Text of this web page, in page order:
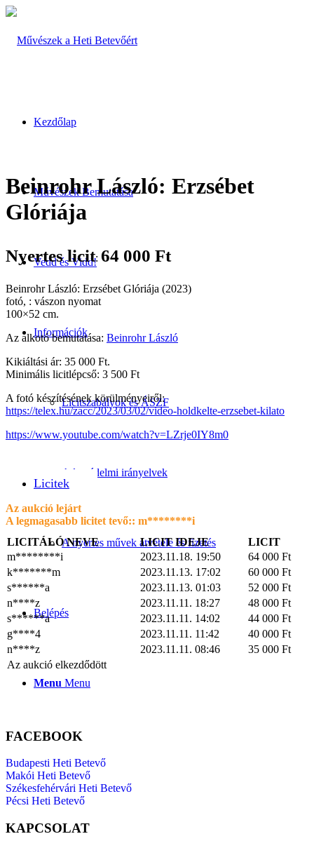
Kezdőlap
Művészek Bemutatása
Vedd és Vidd!
Információk
Licitszabályok és ÁSZF
Adatvédelmi irányelvek
A nyertes művek átvétele és fizetés
Belépés
Menu Menu
Beinrohr László: Erzsébet
Glóriája
Nyertes licit: 64 000 Ft
Beinrohr László: Erzsébet Glóriája (2023)
fotó, : vászon nyomat
100×52 cm.
Az alkotó bemutatása: Beinrohr László
Kikiáltási ár: 35 000 Ft.
Minimális licitlépcső: 3 500 Ft
A fotó készítésének körülményeiről:
https://telex.hu/zacc/2023/03/02/video-holdkelte-erzsebet-kilato
https://www.youtube.com/watch?v=LZrje0IY8m0
Licitek
Az aukció lejárt
A legmagasabb licitet tevő:: m********i
LICITÁLÓ NEVE
LICIT IDEJE
LICIT
m********i
2023.11.18. 19:50 64 000 Ft
k*******m
2023.11.13. 17:02 60 000 Ft
s******a
2023.11.13. 01:03 52 000 Ft
n****z
2023.11.11. 18:27 48 000 Ft
s******a
2023.11.11. 14:02 44 000 Ft
g****4
2023.11.11. 11:42 40 000 Ft
n****z
2023.11.11. 08:46 35 000 Ft
Az aukció elkezdődött
FACEBOOK
Budapesti Heti Betevő
Makói Heti Betevő
Székesfehérvári Heti Betevő
Pécsi Heti Betevő
KAPCSOLAT